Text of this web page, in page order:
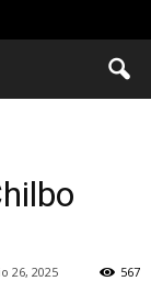
26, 2025 567